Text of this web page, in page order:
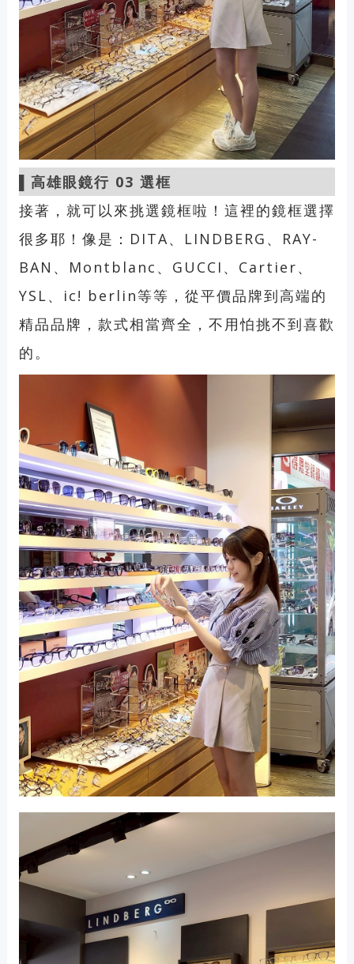
▌高雄眼鏡行 03 選框
接著，就可以來挑選鏡框啦！這裡的鏡框選擇
很多耶！像是：DITA、LINDBERG、RAY-
BAN、Montblanc、GUCCI、Cartier、
YSL、ic! berlin等等，從平價品牌到高端的
精品品牌，款式相當齊全，不用怕挑不到喜歡
的。